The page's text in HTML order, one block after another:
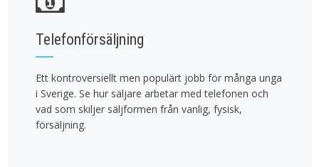
Telefonförsäljning
Ett kontroversiellt men populärt jobb för många unga
i Sverige. Se hur säljare arbetar med telefonen och
vad som skiljer säljformen från vanlig, fysisk,
försäljning.